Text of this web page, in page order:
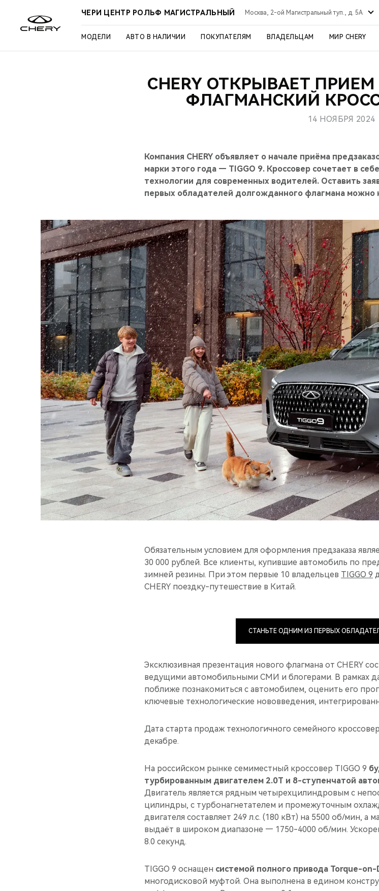
ЧЕРИ ЦЕНТР РОЛЬФ МАГИСТРАЛЬНЫЙ Москва, 2-ой Магистральный туп., д. 5А
МОДЕЛИ АВТО В НАЛИЧИИ ПОКУПАТЕЛЯМ ВЛАДЕЛЬЦАМ МИР CHERY
CHERY ОТКРЫВАЕТ
ФЛАГМАНСКИЙ
14 НОЯБРЯ 2024
Компания CHERY объявляет о начале приёма
марки этого года — TIGGO 9. Кроссовер сочетает в
технологии для современных водителей. Оставить
первых обладателей долгожданного флагмана можно
Обязательным условием для оформления предзаказа
30 000 рублей. Все клиенты, купившие автомобиль по
зимней резины. При этом первые 10 владельцев TIGGO 9
CHERY поездку-путешествие в Китай.
СТАНЬТЕ ОДНИМ ИЗ ПЕРВЫХ
Эксклюзивная презентация нового флагмана от CHERY
ведущими автомобильными СМИ и блогерами. В рамках
поближе познакомиться с автомобилем, оценить его
ключевые технологические нововведения,
Дата старта продаж технологичного семейного
декабре.
На российском рынке семиместный кроссовер TIGGO 9
турбированным двигателем 2.0T и 8-ступенчатой
Двигатель является рядным четырехцилиндровым с
цилиндры, с турбонагнетателем и промежуточным
двигателя составляет 249 л.с. (180 кВт) на 5500 об/мин,
выдаёт в широком диапазоне — 1750-4000 об/мин.
8.0 секунд.
TIGGO 9 оснащен системой полного привода Torque-on-
многодисковой муфтой. Она выполнена в едином